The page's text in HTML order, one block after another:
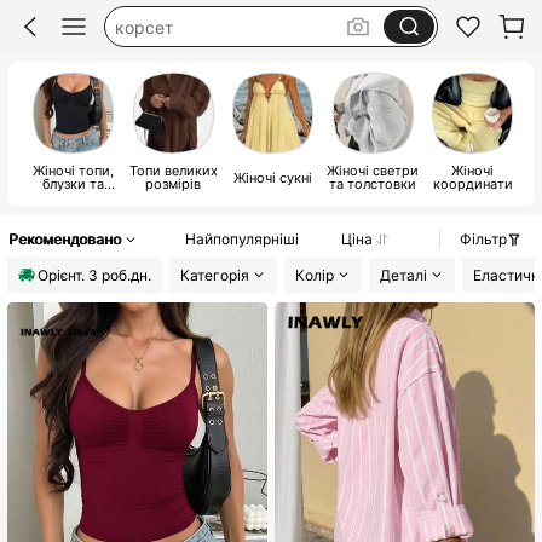
купальник 2026
купальник женский
Жіночі топи,
блузки та
Топи великих
розмірів Жіночі сукні Жіночі светри
та толстовки
Жіночі
координати
Рекомендовано Найпопулярніші Ціна
Фільтр
Орiєнт. 3 роб.дн.
Категорія Колір Деталі